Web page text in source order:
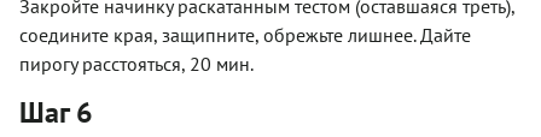
Закройте начинку раскатанным тестом (оставшаяся треть),
соедините края, защипните, обрежьте лишнее. Дайте
пирогу расстояться, 20 мин.
Шаг 6